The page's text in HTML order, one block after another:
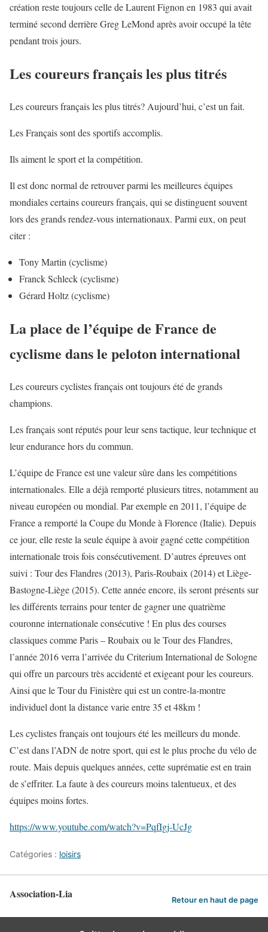
création reste toujours celle de Laurent Fignon en 1983 qui avait
terminé second derrière Greg LeMond après avoir occupé la tête
pendant trois jours.
Les coureurs français les plus titrés
Les coureurs français les plus titrés? Aujourd’hui, c’est un fait.
Les Français sont des sportifs accomplis.
Ils aiment le sport et la compétition.
Il est donc normal de retrouver parmi les meilleures équipes
mondiales certains coureurs français, qui se distinguent souvent
lors des grands rendez-vous internationaux. Parmi eux, on peut
citer :
Tony Martin (cyclisme)
Franck Schleck (cyclisme)
Gérard Holtz (cyclisme)
La place de l’équipe de France de
cyclisme dans le peloton international
Les coureurs cyclistes français ont toujours été de grands
champions.
Les français sont réputés pour leur sens tactique, leur technique et
leur endurance hors du commun.
L’équipe de France est une valeur sûre dans les compétitions
internationales. Elle a déjà remporté plusieurs titres, notamment au
niveau européen ou mondial. Par exemple en 2011, l’équipe de
France a remporté la Coupe du Monde à Florence (Italie). Depuis
ce jour, elle reste la seule équipe à avoir gagné cette compétition
internationale trois fois consécutivement. D’autres épreuves ont
suivi : Tour des Flandres (2013), Paris-Roubaix (2014) et Liège-
Bastogne-Liège (2015). Cette année encore, ils seront présents sur
les différents terrains pour tenter de gagner une quatrième
couronne internationale consécutive ! En plus des courses
classiques comme Paris – Roubaix ou le Tour des Flandres,
l’année 2016 verra l’arrivée du Criterium International de Sologne
qui offre un parcours très accidenté et exigeant pour les coureurs.
Ainsi que le Tour du Finistère qui est un contre-la-montre
individuel dont la distance varie entre 35 et 48km !
Les cyclistes français ont toujours été les meilleurs du monde.
C’est dans l’ADN de notre sport, qui est le plus proche du vélo de
route. Mais depuis quelques années, cette suprématie est en train
de s’effriter. La faute à des coureurs moins talentueux, et des
équipes moins fortes.
https://www.youtube.com/watch?v=PqfIgj-UcJg
Catégories : loisirs
Association-Lia Retour en haut de page